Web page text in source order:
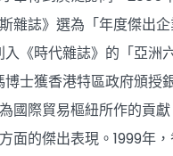
雜誌》選為「年度傑出
《時代雜誌》的「亞洲
士獲香港特區政府頒授
國際貿易樞紐所作的貢
面的傑出表現。1999年